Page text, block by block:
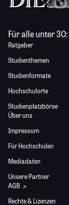
Für alle unter 30:
Ratgeber
Studienthemen
Studienformate
Hochschulorte
Studienplatzbörse
Über uns
Impressum
Für Hochschulen
Mediadaten
Unsere Partner
AGB
Rechte & Lizenzen